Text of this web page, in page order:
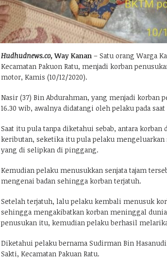
Hudhudnews.co,Way Kanan – Satu orang Warga
Kecamatan Pakuon Ratu, menjadi korban
motor, Kamis (10/12/2020).
Nasir (37) Bin Abdurahman, yang menjadi korban
16.30 wib, awalnya didatangi oleh pelaku pada
Saat itu pula tanpa diketahui sebab, antara korban
keributan, seketika itu pula pelaku mengeluarkan
yang di selipkan di pinggang.
Kemudian pelaku menusukkan senjata tajam
mengenai badan sehingga korban terjatuh.
Setelah terjatuh, lalu pelaku kembali menusuk
sehingga mengakibatkan korban meninggal
penusukan itu, kemudian pelaku berhasil
Diketahui pelaku bernama Sudirman Bin
Sakti, Kecamatan Pakuan Ratu.